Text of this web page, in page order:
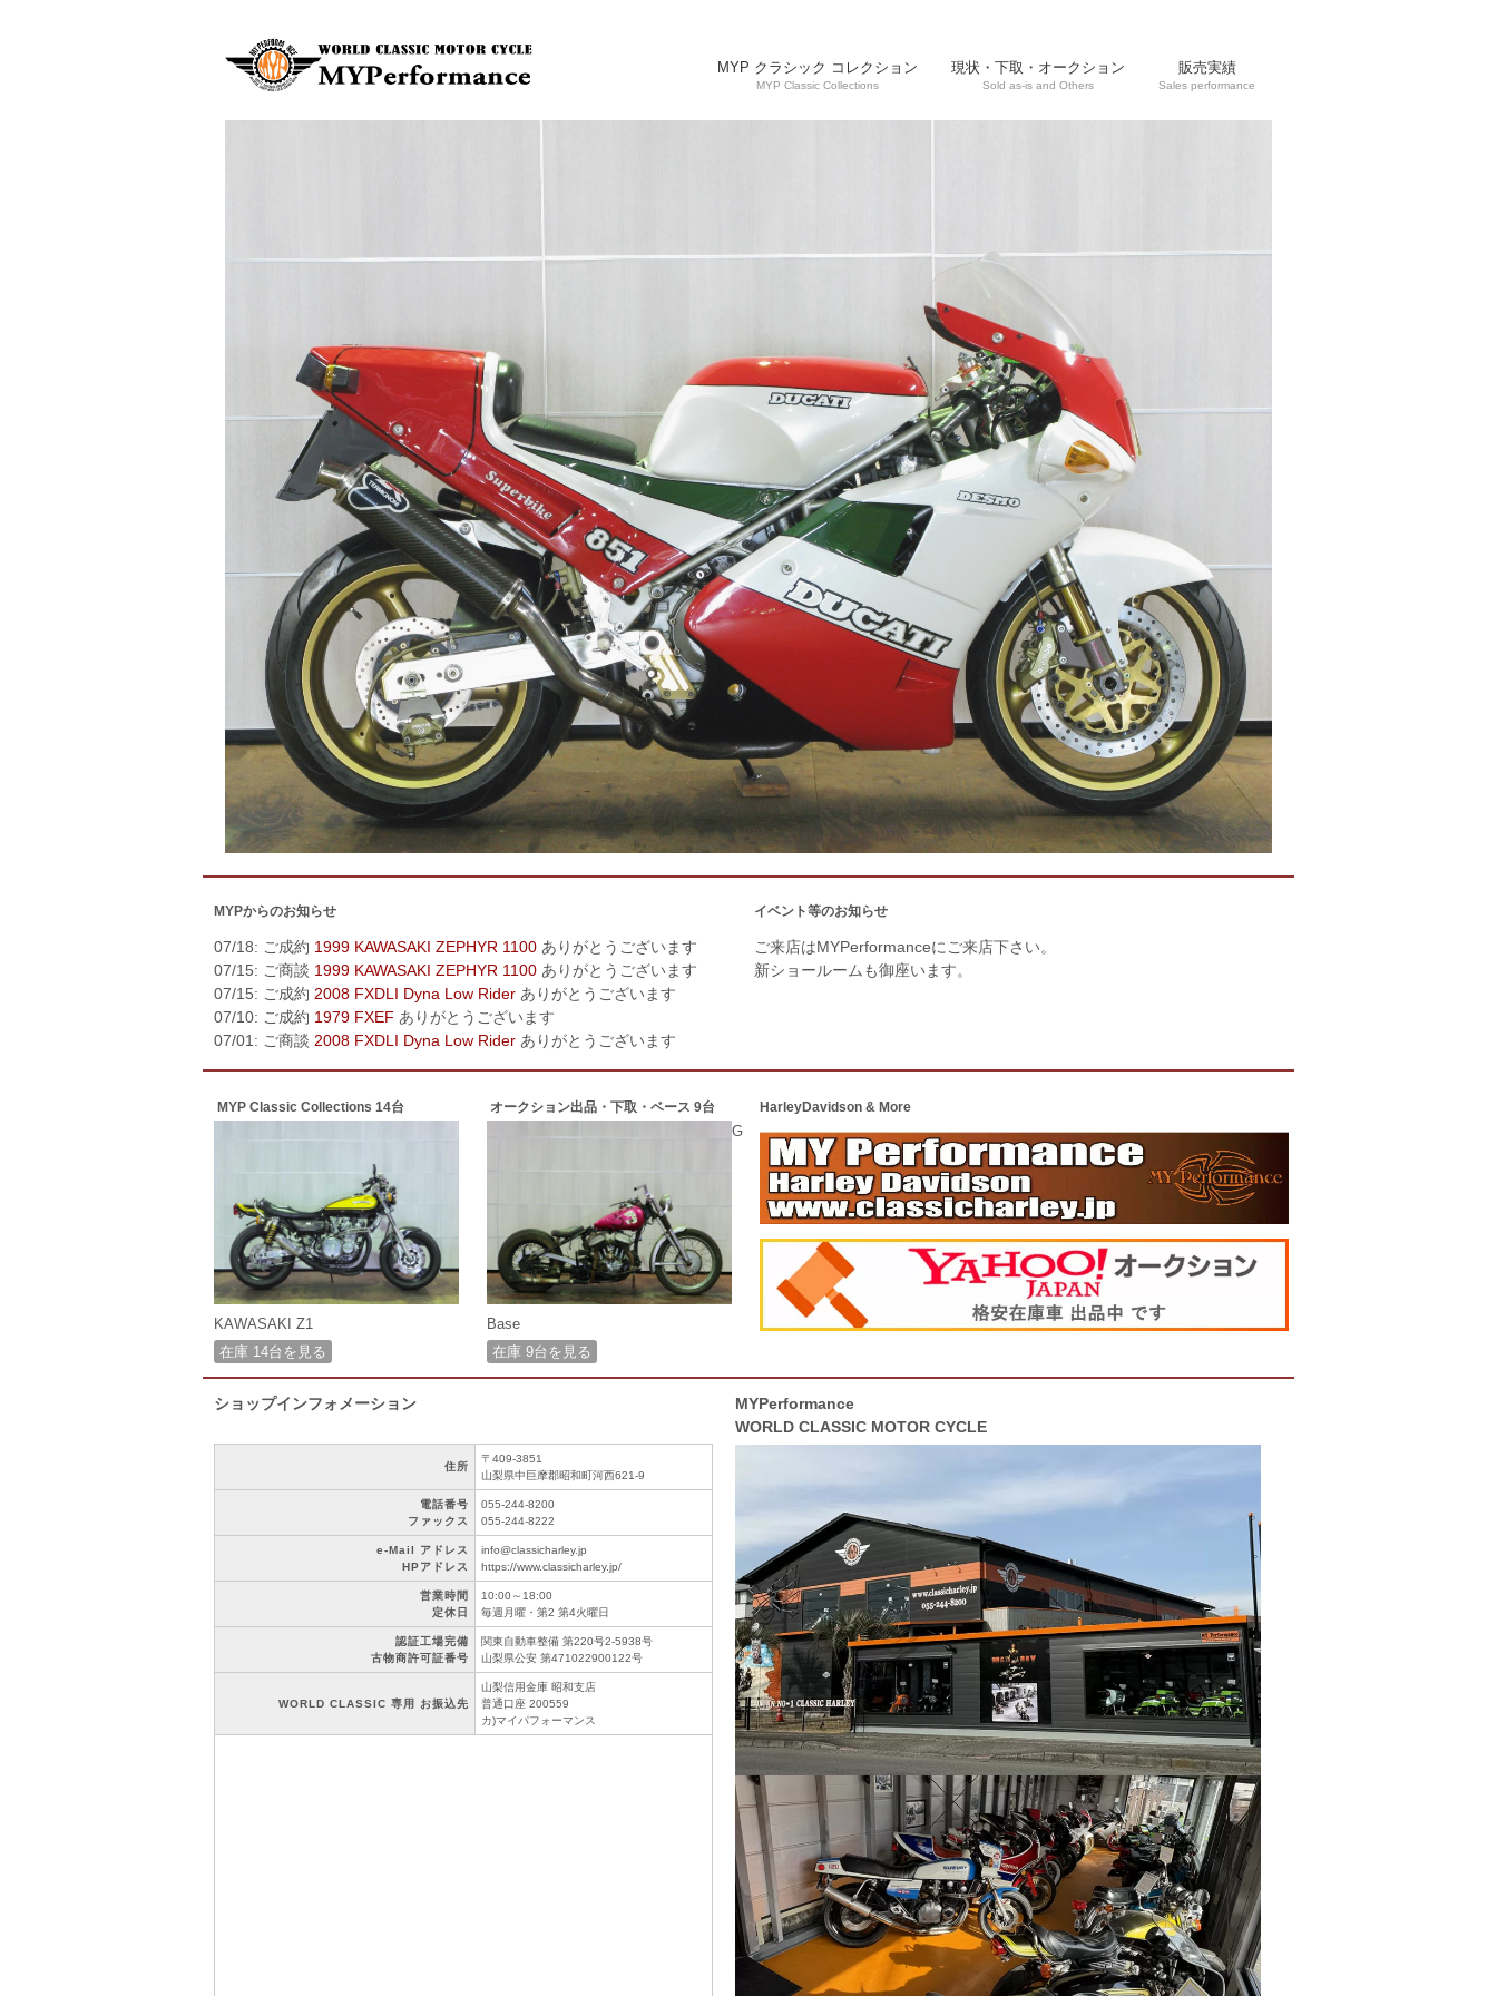
MYP クラシック コレクション
MYP Classic Collections
現状・下取・オークション
Sold as-is and Others
販売実績
Sales performance
MYPからのお知らせ
07/18: ご成約 1999 KAWASAKI ZEPHYR 1100 ありがとうございます
07/15: ご商談 1999 KAWASAKI ZEPHYR 1100 ありがとうございます
07/15: ご成約 2008 FXDLI Dyna Low Rider ありがとうございます
07/10: ご成約 1979 FXEF ありがとうございます
07/01: ご商談 2008 FXDLI Dyna Low Rider ありがとうございます
イベント等のお知らせ
ご来店はMYPerformanceにご来店下さい。
新ショールームも御座います。
MYP Classic Collections 14台
KAWASAKI Z1
在庫 14台を見る
オークション出品・下取・ベース 9台
G
Base
在庫 9台を見る
HarleyDavidson & More
ショップインフォメーション
住所
〒409-3851
山梨県中巨摩郡昭和町河西621-9
電話番号
ファックス
055-244-8200
055-244-8222
e-Mail アドレス
HPアドレス
info@classicharley.jp
https://www.classicharley.jp/
営業時間
定休日
10:00～18:00
毎週月曜・第2 第4火曜日
認証工場完備
古物商許可証番号
関東自動車整備 第220号2-5938号
山梨県公安 第471022900122号
WORLD CLASSIC 専用 お振込先
山梨信用金庫 昭和支店
普通口座 200559
カ)マイパフォーマンス
MYPerformance
WORLD CLASSIC MOTOR CYCLE